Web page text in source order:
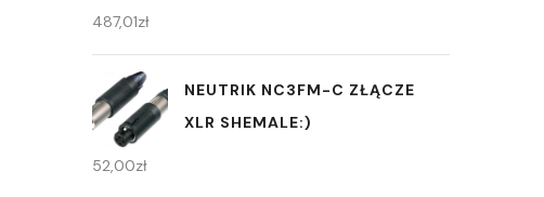
487,01zł
NEUTRIK NC3FM-C ZŁĄCZE
XLR SHEMALE:)
52,00zł